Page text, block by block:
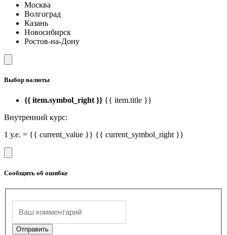
Москва
Волгоград
Казань
Новосибирск
Ростов-на-Дону
Выбор валюты
{{ item.symbol_right }} {{ item.title }}
Внутренний курс:
1 у.е. = {{ current_value }} {{ current_symbol_right }}
Сообщить об ошибке